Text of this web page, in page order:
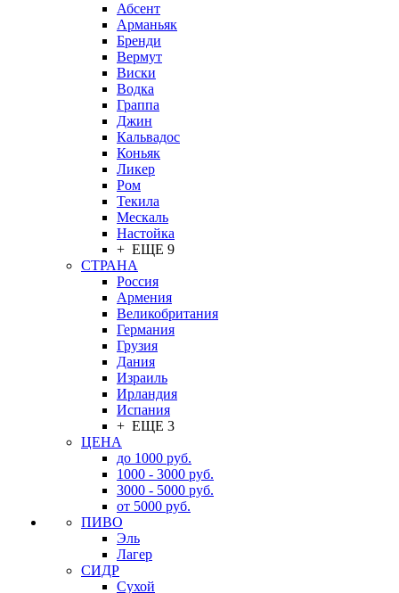
Абсент
Арманьяк
Бренди
Вермут
Виски
Водка
Граппа
Джин
Кальвадос
Коньяк
Ликер
Ром
Текила
Мескаль
Настойка
+ ЕЩЕ 9
СТРАНА
Россия
Армения
Великобритания
Германия
Грузия
Дания
Израиль
Ирландия
Испания
+ ЕЩЕ 3
ЦЕНА
до 1000 руб.
1000 - 3000 руб.
3000 - 5000 руб.
от 5000 руб.
ПИВО
Эль
Лагер
СИДР
Сухой